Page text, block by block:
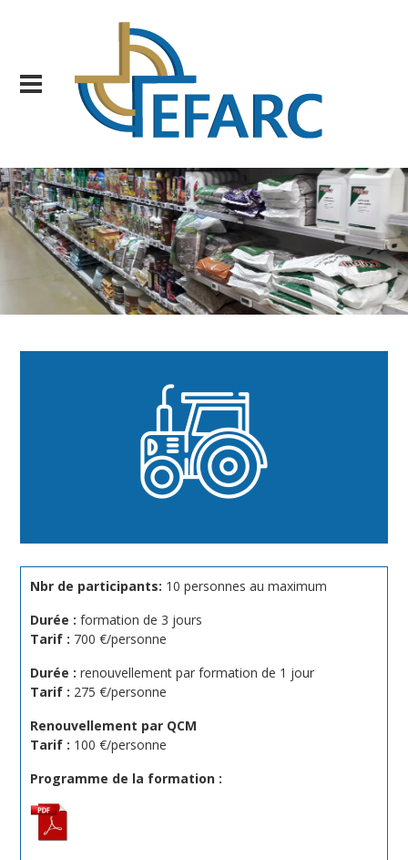
Nbr de participants: 10 personnes au maximum
Durée :formation de 3 jours
Tarif : 700 €/personne
Durée :renouvellement par formation de 1 jour
Tarif : 275 €/personne
Renouvellement par QCM
Tarif : 100 €/personne
Programme de la formation :